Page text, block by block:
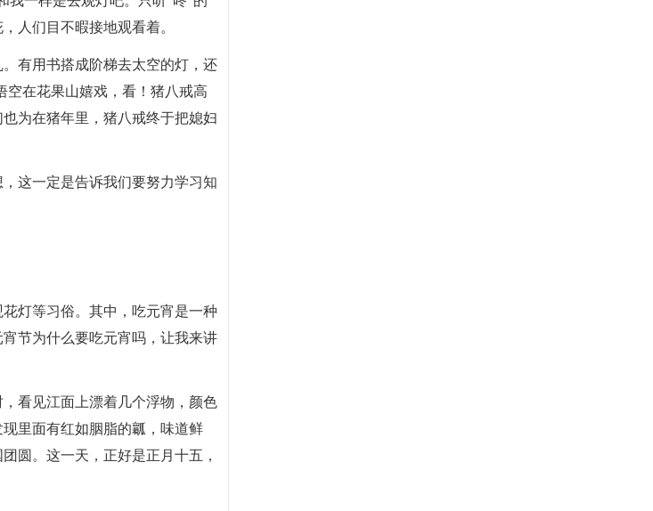
人们目不暇接地观看着。
有用书搭成阶梯去太空的灯，还
空在花果山嬉戏，看！猪八戒高
为在猪年里，猪八戒终于把媳妇
这一定是告诉我们要努力学习知
灯等习俗。其中，吃元宵是一种
节为什么要吃元宵吗，让我来讲
看见江面上漂着几个浮物，颜色
里面有红如胭脂的瓤，味道鲜
圆。这一天，正好是正月十五，